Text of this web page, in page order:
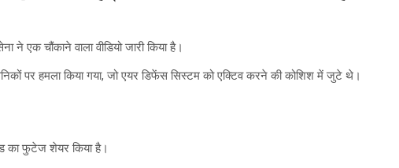
एक चौंकाने वाला वीडियो जारी किया है।
पर हमला किया गया, जो एयर डिफेंस सिस्टम को एक्टिव करने की कोशिश में जुटे थे।
का फुटेज शेयर किया है।